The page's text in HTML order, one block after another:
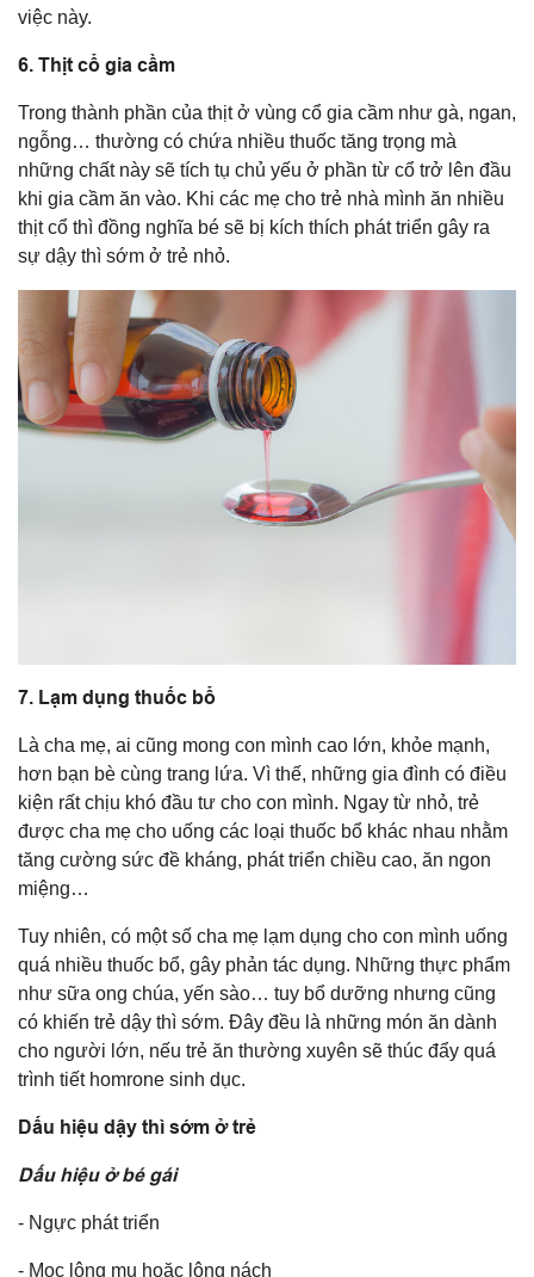
việc này.
6. Thịt cổ gia cầm
Trong thành phần của thịt ở vùng cổ gia cầm như gà, ngan,
ngỗng… thường có chứa nhiều thuốc tăng trọng mà
những chất này sẽ tích tụ chủ yếu ở phần từ cổ trở lên đầu
khi gia cầm ăn vào. Khi các mẹ cho trẻ nhà mình ăn nhiều
thịt cổ thì đồng nghĩa bé sẽ bị kích thích phát triển gây ra
sự dậy thì sớm ở trẻ nhỏ.
7. Lạm dụng thuốc bổ
Là cha mẹ, ai cũng mong con mình cao lớn, khỏe mạnh,
hơn bạn bè cùng trang lứa. Vì thế, những gia đình có điều
kiện rất chịu khó đầu tư cho con mình. Ngay từ nhỏ, trẻ
được cha mẹ cho uống các loại thuốc bổ khác nhau nhằm
tăng cường sức đề kháng, phát triển chiều cao, ăn ngon
miệng…
Tuy nhiên, có một số cha mẹ lạm dụng cho con mình uống
quá nhiều thuốc bổ, gây phản tác dụng. Những thực phẩm
như sữa ong chúa, yến sào… tuy bổ dưỡng nhưng cũng
có khiến trẻ dậy thì sớm. Đây đều là những món ăn dành
cho người lớn, nếu trẻ ăn thường xuyên sẽ thúc đẩy quá
trình tiết homrone sinh dục.
Dấu hiệu dậy thì sớm ở trẻ
Dấu hiệu ở bé gái
- Ngực phát triển
- Mọc lông mu hoặc lông nách